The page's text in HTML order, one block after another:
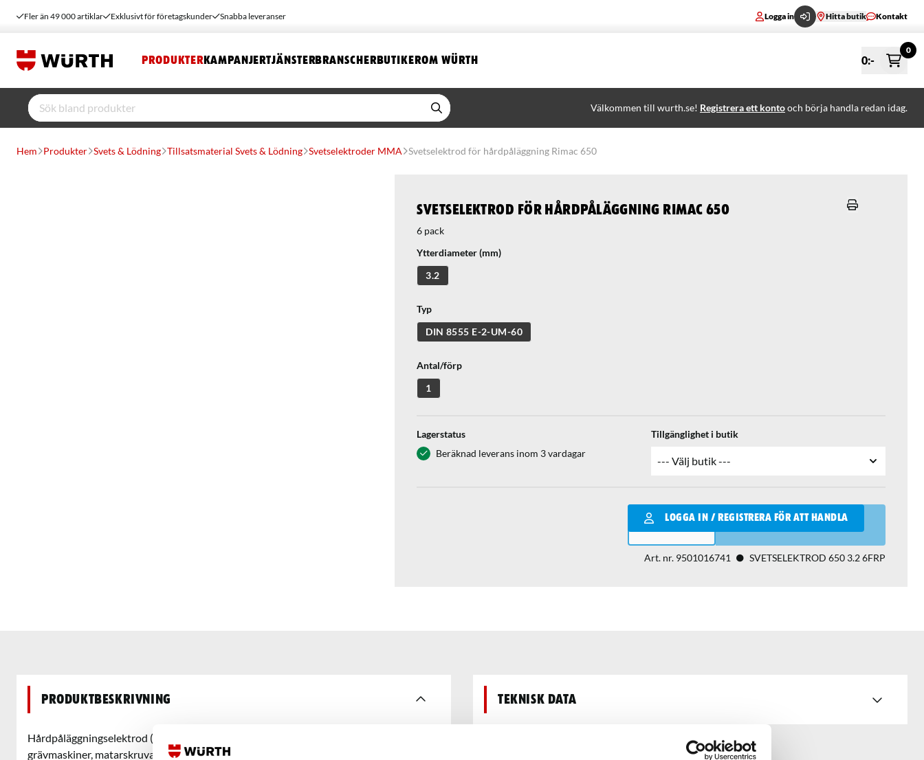
Fler än 49 000 artiklar Exklusivt för företagskunder Snabba leveranser Logga in Hitta butik Kontakt
PRODUKTER KAMPANJERTJÄNSTERBRANSCHERBUTIKEROM WÜRTH 0:-
0
Välkommen till wurth.se! Registrera ett kontooch börja handla redan idag.
Hem Produkter Svets & Lödning Tillsatsmaterial Svets & Lödning Svetselektroder MMA Svetselektrod för hårdpåläggning Rimac 650
Svetselektrod för hårdpåläggning Rimac 650
6 pack
Ytterdiameter (mm)
3.2
Typ
DIN 8555 E-2-UM-60
Antal/förp
1
Lagerstatus
Beräknad leverans inom 3 vardagar
Tillgänglighet i butik
LOGGA IN / REGISTRERA FÖR ATT HANDLA
Qantity
LÄGG I VARUKORGEN
Art. nr. 9501016741 SVETSELEKTROD 650 3.2 6FRP
Produktbeskrivning
Hårdpåläggningselektrod (55-60 HRC) för påsvetsning av utsatta ytor på exempelvis
grävmaskiner, matarskruvar och plogar. Utmärkt alternativ som tål både friktion, tryck
Teknisk data